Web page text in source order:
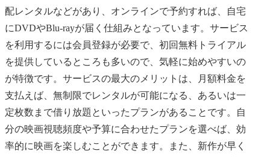
配レンタルなどがあり、オンラインで予約すれば、自宅
にDVDやBlu-rayが届く仕組みとなっています。サービス
を利用するには会員登録が必要で、初回無料トライアル
を提供しているところも多いので、気軽に始めやすいの
が特徴です。サービスの最大のメリットは、月額料金を
支払えば、無制限でレンタルが可能になる、あるいは一
定枚数まで借り放題といったプランがあることです。自
分の映画視聴頻度や予算に合わせたプランを選べば、効
率的に映画を楽しむことができます。また、新作が早く